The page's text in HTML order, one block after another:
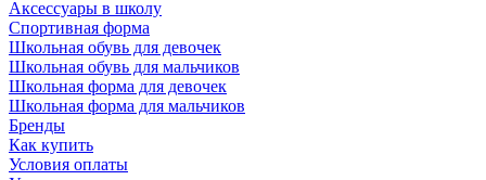
Аксессуары в школу
Спортивная форма
Школьная обувь для девочек
Школьная обувь для мальчиков
Школьная форма для девочек
Школьная форма для мальчиков
Бренды
Как купить
Условия оплаты